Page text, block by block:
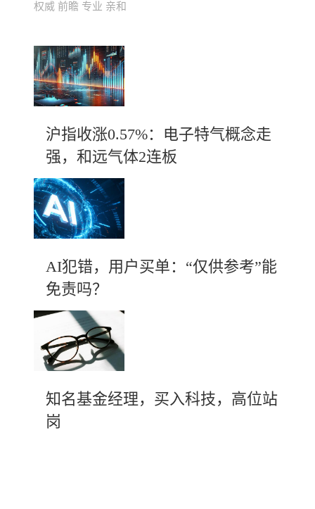
权威 前瞻 专业 亲和
沪指收涨0.57%：电子特气概念走
强，和远气体2连板
AI犯错，用户买单：“仅供参考”能
免责吗？
知名基金经理，买入科技，高位站
岗